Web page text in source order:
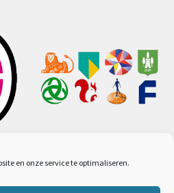
en onze service te optimaliseren.